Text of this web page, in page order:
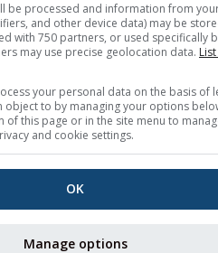
be processed and information from
and other device data) may be
with 750 partners, or used specifically
may use precise geolocation data.
your personal data on the basis of
object to by managing your options
of this page or in the site menu to
and cookie settings.
OK
Manage options